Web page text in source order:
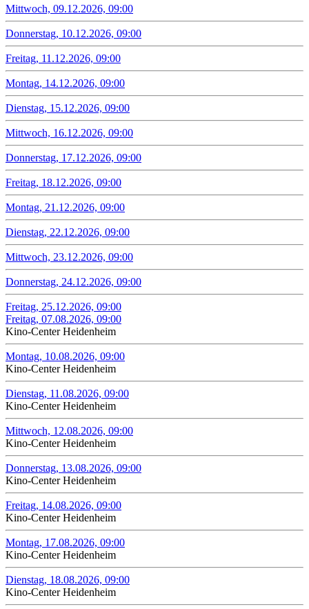
Mittwoch, 09.12.2026, 09:00
Donnerstag, 10.12.2026, 09:00
Freitag, 11.12.2026, 09:00
Montag, 14.12.2026, 09:00
Dienstag, 15.12.2026, 09:00
Mittwoch, 16.12.2026, 09:00
Donnerstag, 17.12.2026, 09:00
Freitag, 18.12.2026, 09:00
Montag, 21.12.2026, 09:00
Dienstag, 22.12.2026, 09:00
Mittwoch, 23.12.2026, 09:00
Donnerstag, 24.12.2026, 09:00
Freitag, 25.12.2026, 09:00
Freitag, 07.08.2026, 09:00
Kino-Center Heidenheim
Montag, 10.08.2026, 09:00
Kino-Center Heidenheim
Dienstag, 11.08.2026, 09:00
Kino-Center Heidenheim
Mittwoch, 12.08.2026, 09:00
Kino-Center Heidenheim
Donnerstag, 13.08.2026, 09:00
Kino-Center Heidenheim
Freitag, 14.08.2026, 09:00
Kino-Center Heidenheim
Montag, 17.08.2026, 09:00
Kino-Center Heidenheim
Dienstag, 18.08.2026, 09:00
Kino-Center Heidenheim